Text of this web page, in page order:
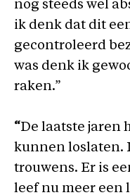
nog steeds wel
ik denk dat dit
gecontroleerd
was denk ik
raken.”
“De laatste jaren
kunnen loslaten.
trouwens. Er is
leef nu meer een